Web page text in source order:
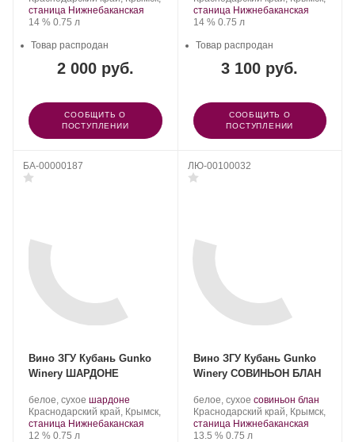
Winery.
винограда:
станица Нижнебаканская
Крепость
14 %. Объем
0.75 л
2 000 руб.
Товар распродан
СООБЩИТЬ О
ПОСТУПЛЕНИИ
Winery.
винограда:
станица Нижнебаканская
Крепость
14 %. Объем
0.75 л
3 100 руб.
Товар распродан
СООБЩИТЬ О
ПОСТУПЛЕНИИ
БА-00000187
Вино ЗГУ Кубань Gunko
Winery ШАРДОНЕ
Производитель:
Gunko
Winery.
белое, сухое .
Сорт
винограда:
шардоне
Регион:
Краснодарский край, Крымск,
станица Нижнебаканская
Крепость
12 %. Объем
0.75 л
ЛЮ-00100032
Вино ЗГУ Кубань Gunko
Winery СОВИНЬОН БЛАН
Производитель:
Gunko
Winery.
белое, сухое .
Сорт
винограда:
совиньон блан.
Регион:
Краснодарский край, Крымск,
станица Нижнебаканская
Крепость
13.5 %. Объем
0.75 л